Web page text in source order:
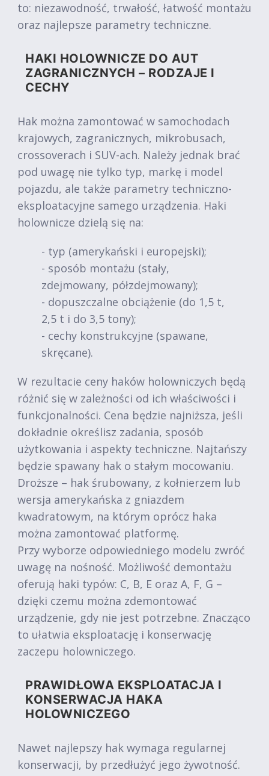
to: niezawodność, trwałość, łatwość montażu
oraz najlepsze parametry techniczne.
HAKI HOLOWNICZE DO AUT
ZAGRANICZNYCH – RODZAJE I
CECHY
Hak można zamontować w samochodach
krajowych, zagranicznych, mikrobusach,
crossoverach i SUV-ach. Należy jednak brać
pod uwagę nie tylko typ, markę i model
pojazdu, ale także parametry techniczno-
eksploatacyjne samego urządzenia. Haki
holownicze dzielą się na:
- typ (amerykański i europejski);
- sposób montażu (stały,
zdejmowany, półzdejmowany);
- dopuszczalne obciążenie (do 1,5 t,
2,5 t i do 3,5 tony);
- cechy konstrukcyjne (spawane,
skręcane).
W rezultacie ceny haków holowniczych będą
różnić się w zależności od ich właściwości i
funkcjonalności. Cena będzie najniższa, jeśli
dokładnie określisz zadania, sposób
użytkowania i aspekty techniczne. Najtańszy
będzie spawany hak o stałym mocowaniu.
Droższe – hak śrubowany, z kołnierzem lub
wersja amerykańska z gniazdem
kwadratowym, na którym oprócz haka
można zamontować platformę.
Przy wyborze odpowiedniego modelu zwróć
uwagę na nośność. Możliwość demontażu
oferują haki typów: C, B, E oraz A, F, G –
dzięki czemu można zdemontować
urządzenie, gdy nie jest potrzebne. Znacząco
to ułatwia eksploatację i konserwację
zaczepu holowniczego.
PRAWIDŁOWA EKSPLOATACJA I
KONSERWACJA HAKA
HOLOWNICZEGO
Nawet najlepszy hak wymaga regularnej
konserwacji, by przedłużyć jego żywotność.